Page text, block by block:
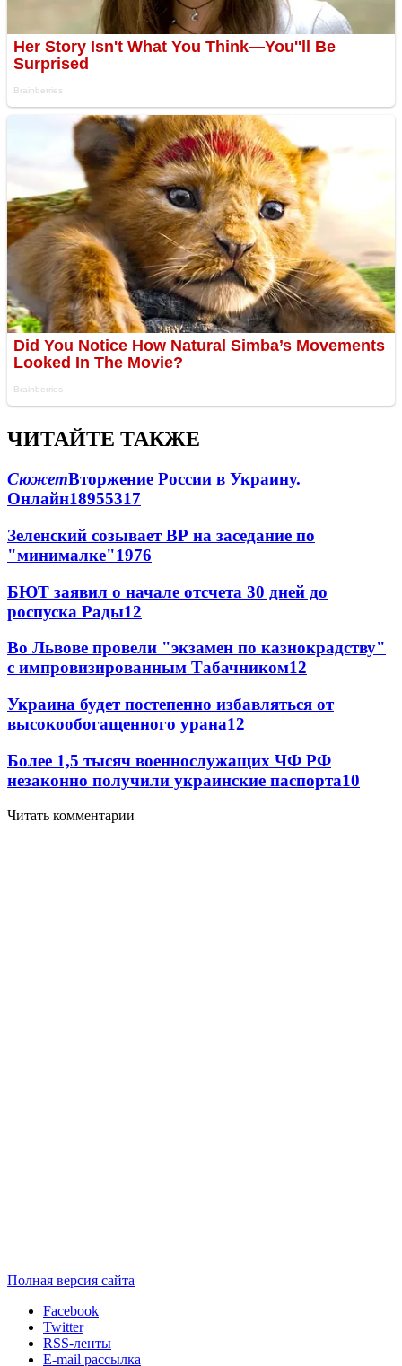
ЧИТАЙТЕ ТАКЖЕ
СюжетВторжение России в Украину.
Онлайн18955317
Зеленский созывает ВР на заседание по
"минималке"1976
БЮТ заявил о начале отсчета 30 дней до
роспуска Рады12
Во Львове провели "экзамен по казнокрадству"
с импровизированным Табачником12
Украина будет постепенно избавляться от
высокообогащенного урана12
Более 1,5 тысяч военнослужащих ЧФ РФ
незаконно получили украинские паспорта10
Читать комментарии
Полная версия сайта
Facebook
Twitter
RSS-ленты
E-mail рассылка